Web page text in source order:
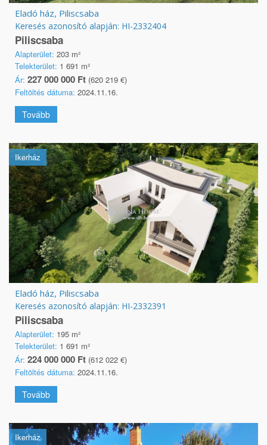
Eladó ház, Piliscsaba
Keresés azonosító alapján: HI-2332404
Piliscsaba
Alapterület: 203 m²
Telekterület: 1 691 m²
Ár: 227 000 000 Ft (620 219 €)
Feltöltés dátuma: 2024.11.16.
Tovább
Ikerház
Eladó ház, Piliscsaba
Keresés azonosító alapján: HI-2332391
Piliscsaba
Alapterület: 195 m²
Telekterület: 1 691 m²
Ár: 224 000 000 Ft (612 022 €)
Feltöltés dátuma: 2024.11.16.
Tovább
Ikerház